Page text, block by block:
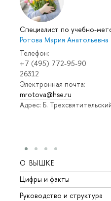
Специалист по учебно-
Ротова Мария Анатольевна
Телефон:
+7 (495) 772-95-90
26312
Электронная почта:
mrotova@hse.ru
Адрес: Б.
О ВЫШКЕ
Цифры и факты
Руководство и структура